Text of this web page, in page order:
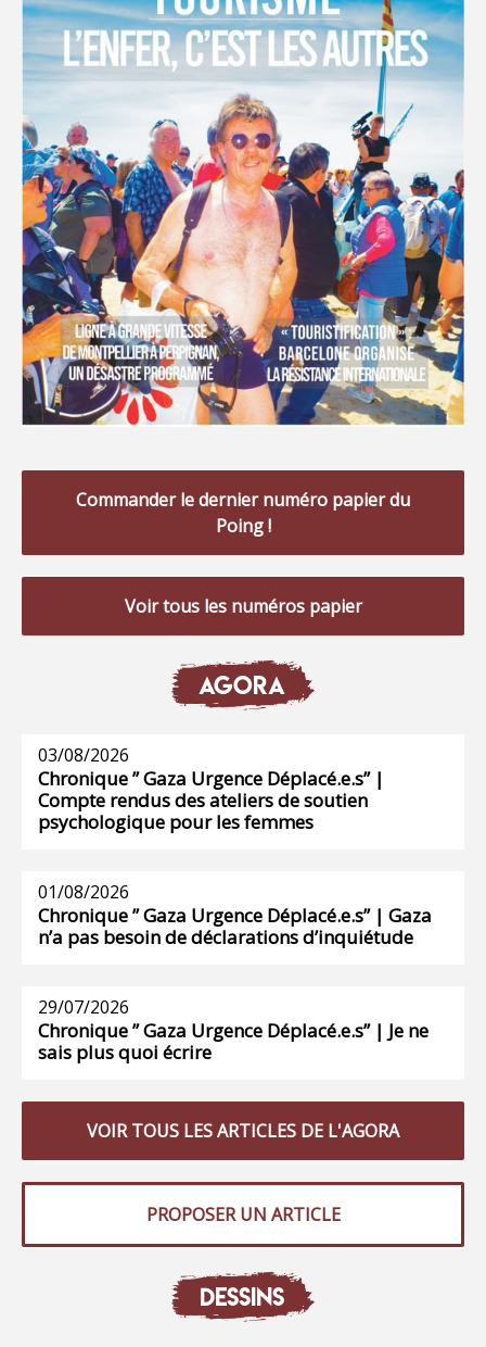
Commander le dernier numéro papier du
Poing !
Voir tous les numéros papier
AGORA
03/08/2026
Chronique ” Gaza Urgence Déplacé.e.s” |
Compte rendus des ateliers de soutien
psychologique pour les femmes
01/08/2026
Chronique ” Gaza Urgence Déplacé.e.s” | Gaza
n’a pas besoin de déclarations d’inquiétude
29/07/2026
Chronique ” Gaza Urgence Déplacé.e.s” | Je ne
sais plus quoi écrire
VOIR TOUS LES ARTICLES DE L'AGORA
PROPOSER UN ARTICLE
DESSINS